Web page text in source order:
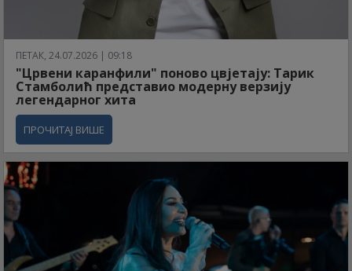
ПЕТАК, 24.07.2026 | 09:18
"Црвени каранфили" поново цвјетају: Тарик
Стамболић представио модерну верзију
легендарног хита
ПРОЧИТАЈ ВИШЕ